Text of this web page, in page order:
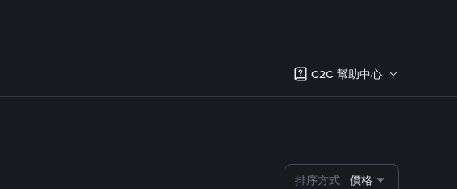
C2C 幫助中心
排序方式 價格